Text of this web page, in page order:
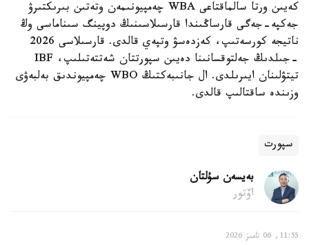
كەيىن ورتا سالماقتاعى WBA چەمپيونىمەن وتەتىن بىرىكتىرۋ
جەكپە-جەگى قارساڭىندا قارسىلاسىنىڭ دوپينگ سىناماسى وڭ
ناتيجە كورسەتىپ، كەزدەسۋ وتپەي قالدى. قارسىلاسى 2026
-جىلدىڭ جەلتوقسانىنا دەيىن سپورتتان شەتتەتىلىپ، IBF
تيتۋلىنان ايىرىلدى. ال جانىبەكتىڭ WBO چەمپيوندىق بەلبەۋى
وزىندە ساقتالىپ قالدى.
سپورت
بەيسەن سۇلتان
اۆتور
11:55, 06 تامىز 2026